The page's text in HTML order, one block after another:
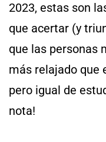
2023, estas son
que acertar (y
que las personas
más relajado que
pero igual de
nota!